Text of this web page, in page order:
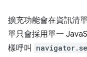
擴充功能會在資訊清
單只會採用單一
樣呼叫